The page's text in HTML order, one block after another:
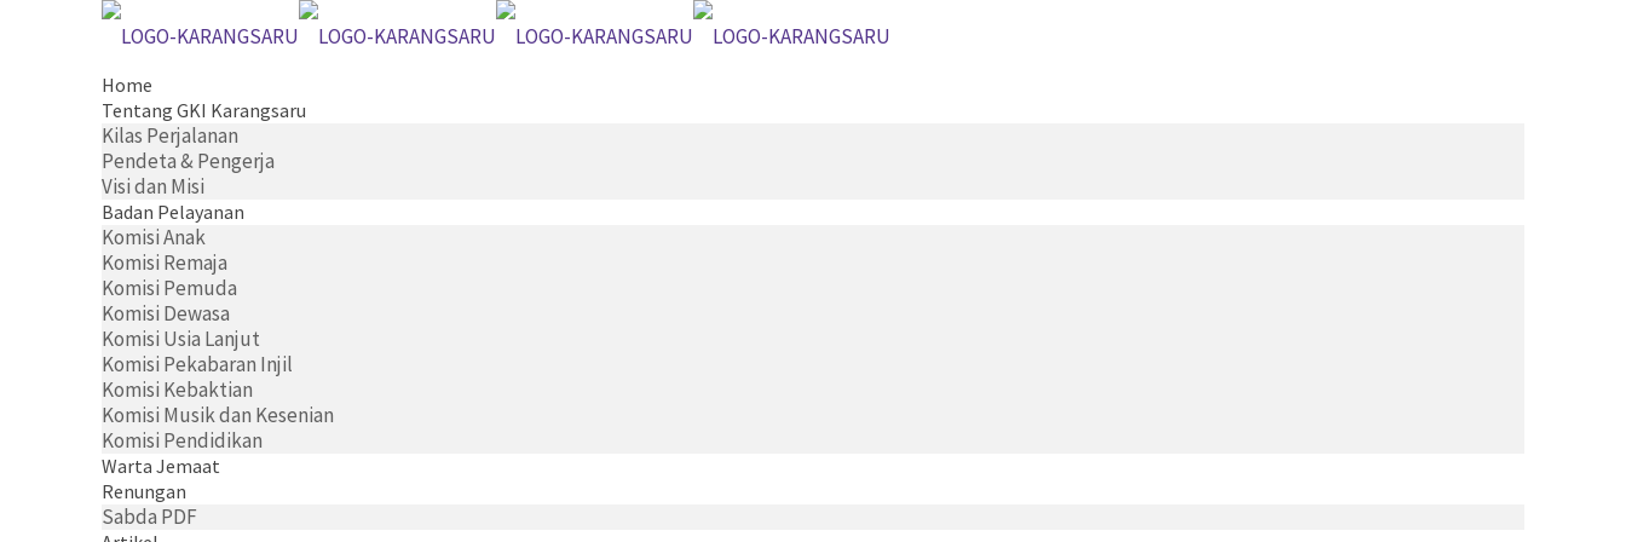
Home
Tentang GKI Karangsaru
Kilas Perjalanan
Pendeta & Pengerja
Visi dan Misi
Badan Pelayanan
Komisi Anak
Komisi Remaja
Komisi Pemuda
Komisi Dewasa
Komisi Usia Lanjut
Komisi Pekabaran Injil
Komisi Kebaktian
Komisi Musik dan Kesenian
Komisi Pendidikan
Warta Jemaat
Renungan
Sabda PDF